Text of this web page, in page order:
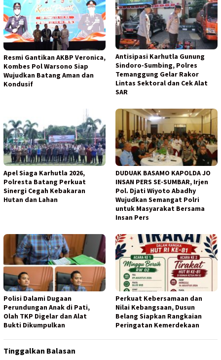
Resmi Gantikan AKBP Veronica,
Kombes Pol Warsono Siap
Wujudkan Batang Aman dan
Kondusif
Antisipasi Karhutla Gunung
Sindoro-Sumbing, Polres
Temanggung Gelar Rakor
Lintas Sektoral dan Cek Alat
SAR
Apel Siaga Karhutla 2026,
Polresta Batang Perkuat
Sinergi Cegah Kebakaran
Hutan dan Lahan
DUDUAK BASAMO KAPOLDA JO
INSAN PERS SE-SUMBAR, Irjen
Pol. Djati Wiyoto Abadhy
Wujudkan Semangat Polri
untuk Masyarakat Bersama
Insan Pers
Polisi Dalami Dugaan
Perundungan Anak di Pati,
Olah TKP Digelar dan Alat
Bukti Dikumpulkan
Perkuat Kebersamaan dan
Nilai Kebangsaan, Dusun
Belang Siapkan Rangkaian
Peringatan Kemerdekaan
Tinggalkan Balasan